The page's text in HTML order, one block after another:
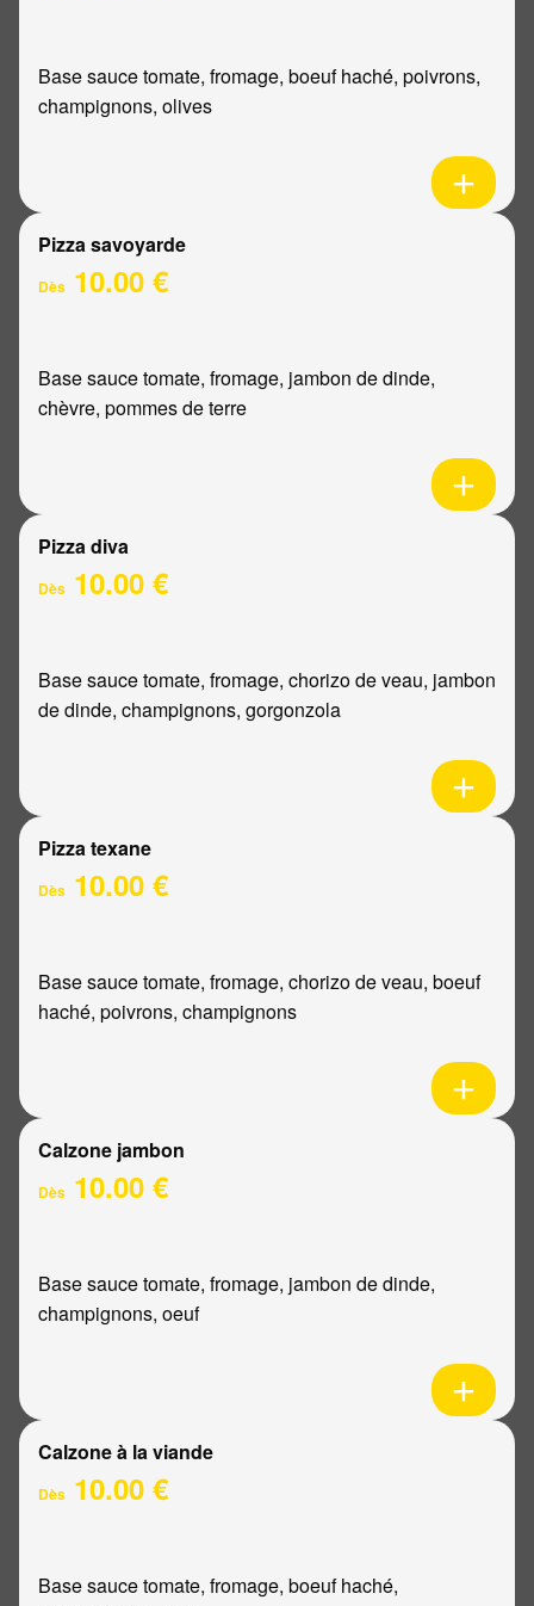
Base sauce tomate, fromage, boeuf haché, poivrons,
champignons, olives
Pizza savoyarde
Dès 10.00 €
Base sauce tomate, fromage, jambon de dinde,
chèvre, pommes de terre
Pizza diva
Dès 10.00 €
Base sauce tomate, fromage, chorizo de veau, jambon
de dinde, champignons, gorgonzola
Pizza texane
Dès 10.00 €
Base sauce tomate, fromage, chorizo de veau, boeuf
haché, poivrons, champignons
Calzone jambon
Dès 10.00 €
Base sauce tomate, fromage, jambon de dinde,
champignons, oeuf
Calzone à la viande
Dès 10.00 €
Base sauce tomate, fromage, boeuf haché,